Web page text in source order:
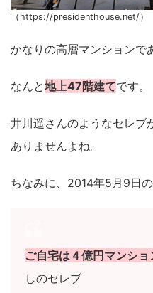
（https://presidenthouse.net/）
かなりの高層マンションで
なんと地上47階建てです。
井川遥さんのようなセレブ
ありませんよね。
ちなみに、2014年5月9日
ご自宅は４億円マンショ
しのセレブ